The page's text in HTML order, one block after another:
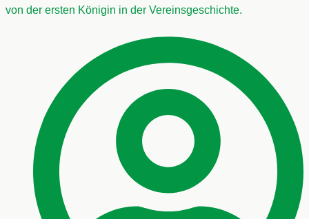
von der ersten Königin in der Vereinsgeschichte.